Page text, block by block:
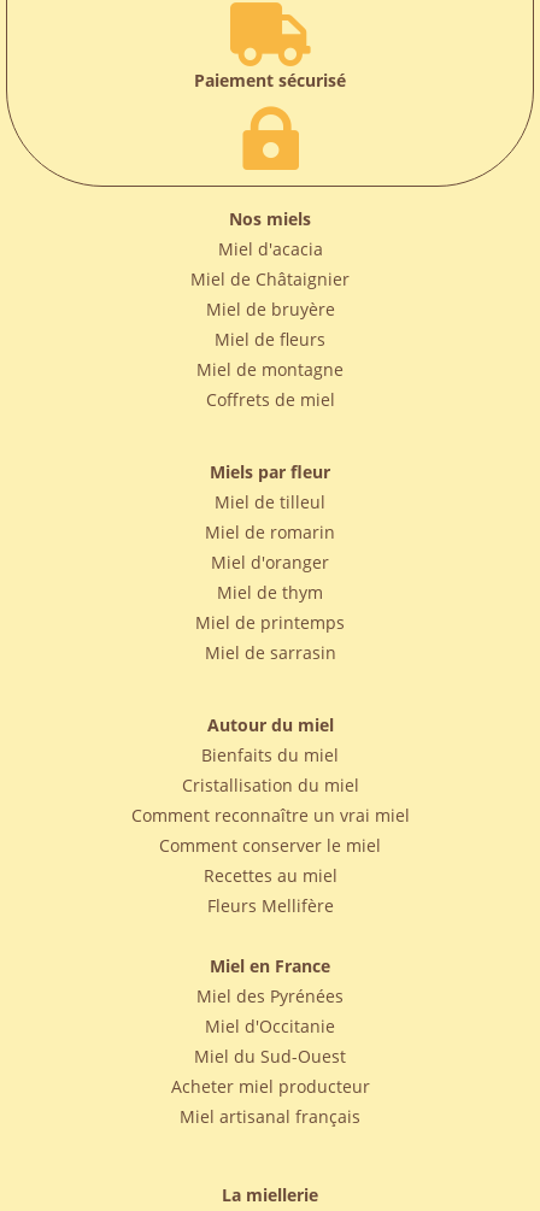

Paiement sécurisé

Nos miels
Miel d'acacia
Miel de Châtaignier
Miel de bruyère
Miel de fleurs
Miel de montagne
Coffrets de miel
Miels par fleur
Miel de tilleul
Miel de romarin
Miel d'oranger
Miel de thym
Miel de printemps
Miel de sarrasin
Autour du miel
Bienfaits du miel
Cristallisation du miel
Comment reconnaître un vrai miel
Comment conserver le miel
Recettes au miel
Fleurs Mellifère
Miel en France
Miel des Pyrénées
Miel d'Occitanie
Miel du Sud-Ouest
Acheter miel producteur
Miel artisanal français
La miellerie